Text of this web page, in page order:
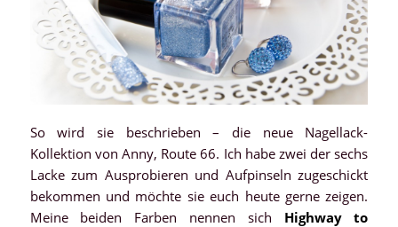
So wird sie beschrieben – die neue Nagellack-
Kollektion von Anny, Route 66. Ich habe zwei der sechs
Lacke zum Ausprobieren und Aufpinseln zugeschickt
bekommen und möchte sie euch heute gerne zeigen.
Meine beiden Farben nennen sich Highway to